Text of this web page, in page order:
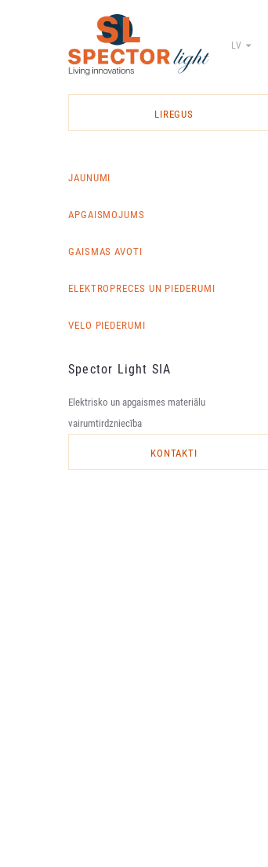
Light
elektrīsko
LV
LIREGUS
JAUNUMI
APGAISMOJUMS
GAISMAS AVOTI
ELEKTROPRECES UN PIEDERUMI
VELO PIEDERUMI
Spector Light SIA
Elektrisko un apgaismes materiālu
vairumtirdzniecība
KONTAKTI